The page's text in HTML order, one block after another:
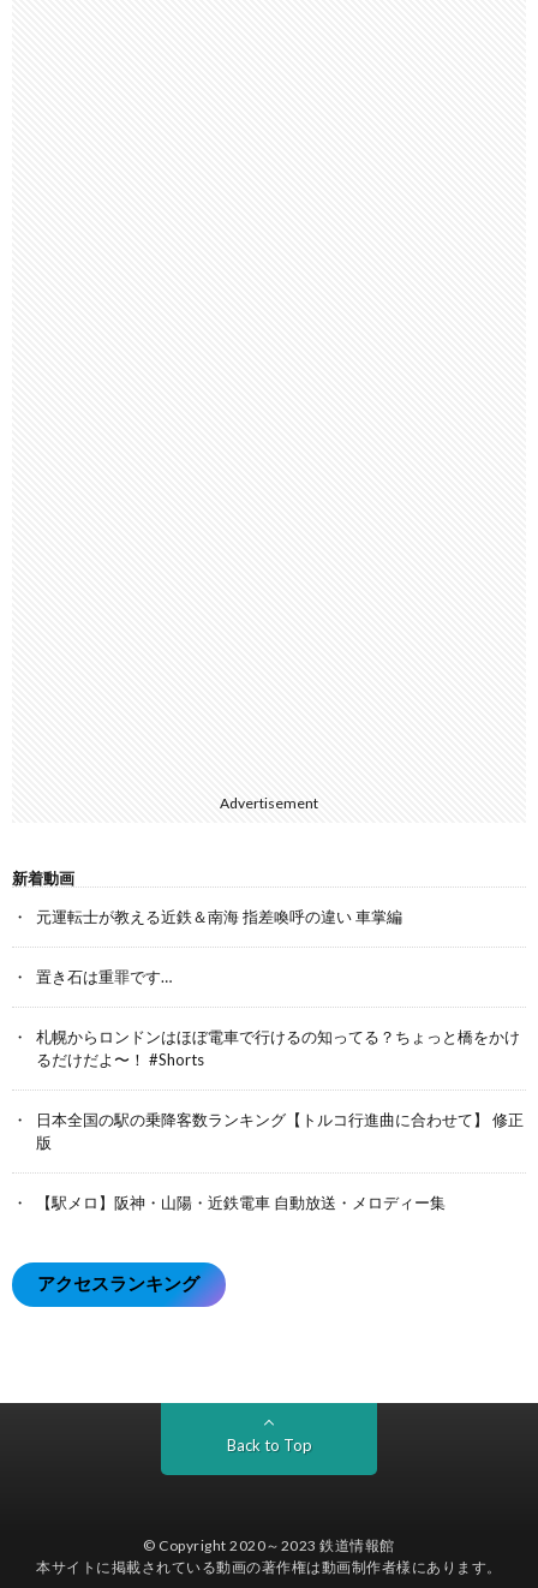
Advertisement
新着動画
元運転士が教える近鉄＆南海 指差喚呼の違い 車掌編
置き石は重罪です…
札幌からロンドンはほぼ電車で行けるの知ってる？ちょっと橋をかけ
るだけだよ〜！ #Shorts
日本全国の駅の乗降客数ランキング【トルコ行進曲に合わせて】 修正
版
【駅メロ】阪神・山陽・近鉄電車 自動放送・メロディー集
アクセスランキング
Back to Top
© Copyright 2020～2023鉄道情報館
本サイトに掲載されている動画の著作権は動画制作者様にあります。